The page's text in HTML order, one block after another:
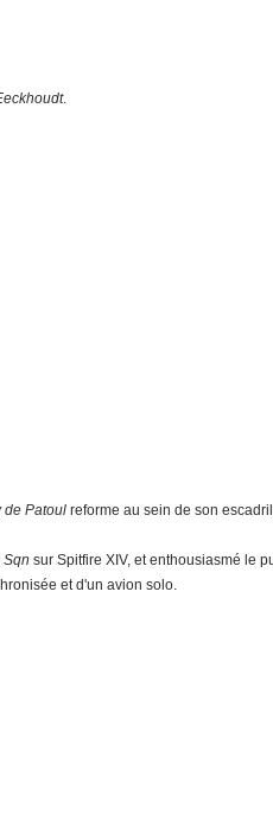
.
de Patoul reforme au sein de son
Sqn sur Spitfire XIV, et enthousiasmé le
et d'un avion solo.